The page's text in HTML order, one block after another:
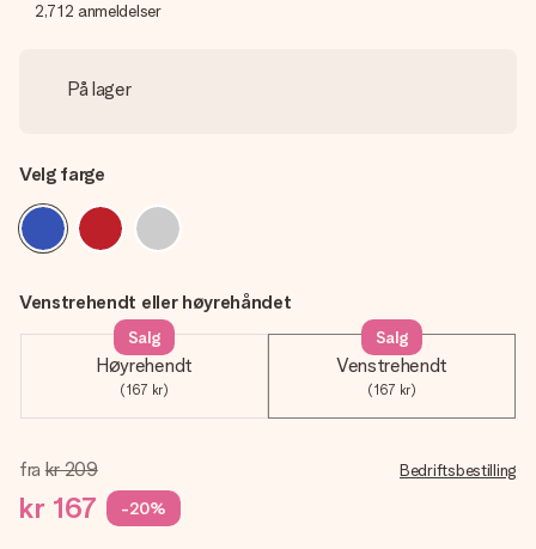
2,712 anmeldelser
På lager
Velg farge
Venstrehendt eller høyrehåndet
Høyrehendt
(167 kr)
Salg
Venstrehendt
(167 kr)
Salg
fra kr 209
kr 167 -20%
Bedriftsbestilling